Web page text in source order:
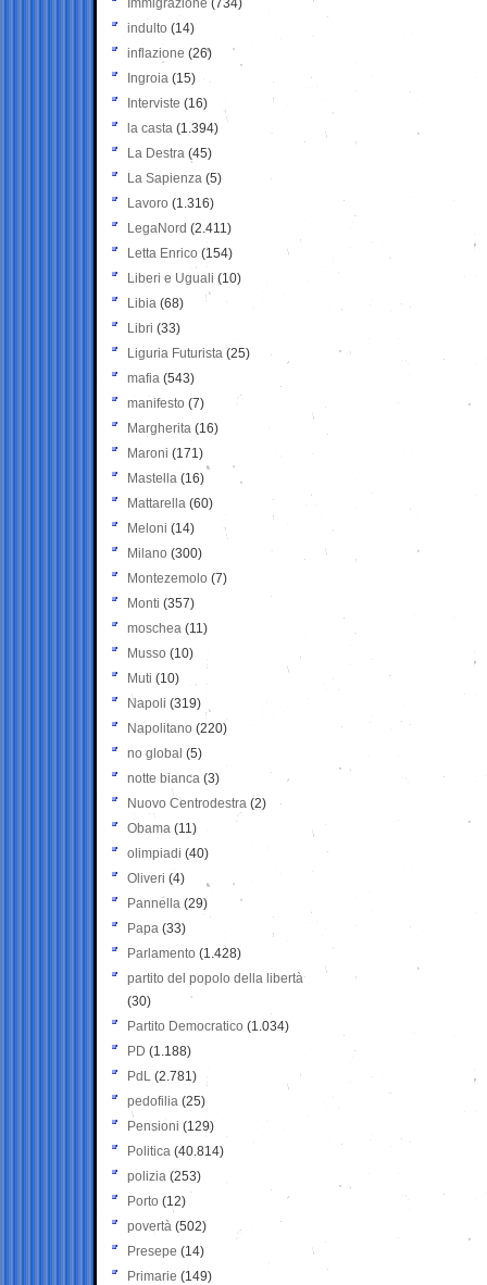
Immigrazione (734)
indulto (14)
inflazione (26)
Ingroia (15)
Interviste (16)
la casta (1.394)
La Destra (45)
La Sapienza (5)
Lavoro (1.316)
LegaNord (2.411)
Letta Enrico (154)
Liberi e Uguali (10)
Libia (68)
Libri (33)
Liguria Futurista (25)
mafia (543)
manifesto (7)
Margherita (16)
Maroni (171)
Mastella (16)
Mattarella (60)
Meloni (14)
Milano (300)
Montezemolo (7)
Monti (357)
moschea (11)
Musso (10)
Muti (10)
Napoli (319)
Napolitano (220)
no global (5)
notte bianca (3)
Nuovo Centrodestra (2)
Obama (11)
olimpiadi (40)
Oliveri (4)
Pannella (29)
Papa (33)
Parlamento (1.428)
partito del popolo della libertà
(30)
Partito Democratico (1.034)
PD (1.188)
PdL (2.781)
pedofilia (25)
Pensioni (129)
Politica (40.814)
polizia (253)
Porto (12)
povertà (502)
Presepe (14)
Primarie (149)